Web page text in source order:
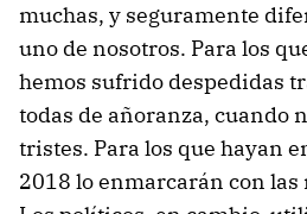
muchas, y seguramente
uno de nosotros. Para los
hemos sufrido despedidas
todas de añoranza, cuando
tristes. Para los que hayan
2018 lo enmarcarán con las